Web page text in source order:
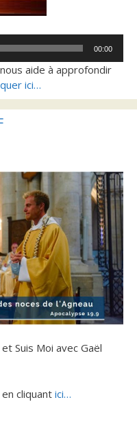
00:00
aide à approfondir
ici…
Suis Moi avec Gaël
cliquantici…